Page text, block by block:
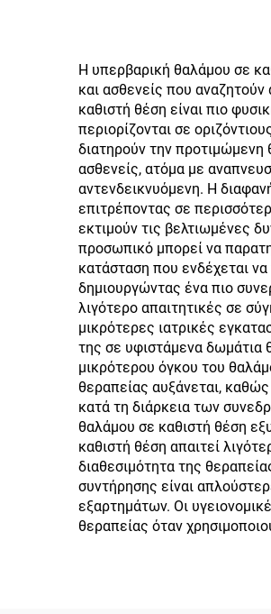
Η υπερβαρική θαλάμου σε
και ασθενείς που
καθιστή θέση είναι πιο
περιορίζονται σε
διατηρούν την προτιμώμενη
ασθενείς, ατόμα με
αντενδεικνυόμενη. Η
επιτρέποντας σε
εκτιμούν τις βελτιωμένες
προσωπικό μπορεί να
κατάσταση που ενδέχεται
δημιουργώντας ένα πιο
λιγότερο απαιτητικές σε
μικρότερες ιατρικές
της σε υφιστάμενα δωμάτια
μικρότερου όγκου του
θεραπείας αυξάνεται,
κατά τη διάρκεια των
θαλάμου σε καθιστή θέση
καθιστή θέση απαιτεί
διαθεσιμότητα της
συντήρησης είναι
εξαρτημάτων. Οι
θεραπείας όταν